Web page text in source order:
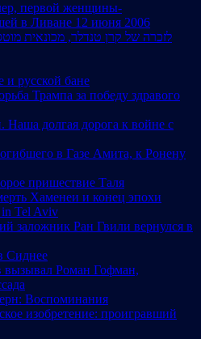
первой женщины-
в Ливане 12 июня 2006
לזכרה של קרן טנדלר, מכונאית
и русской бане
Трампа за победу здравого
долгая дорога к войне с
в Газе Амита, к Ронену
пришествие Таля
Хаменеи и конец эпохи
Tel Aviv
заложник Ран Гвили вернулся в
Сиднее
вызывал Роман Гофман,
Воспоминания
изобретение: проигравший